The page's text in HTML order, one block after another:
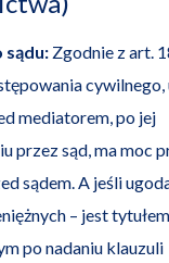
sądu: Zgodnie z art.
cywilnego,
mediatorem, po jej
przez sąd, ma moc
sądem. A jeśli
– jest tytułem
po nadaniu klauzuli